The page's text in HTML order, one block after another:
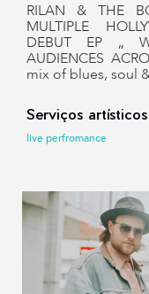
RILAN & THE
MULTIPLE
DEBUT EP „
AUDIENCES
mix of blues, soul
Serviços
live perfromance